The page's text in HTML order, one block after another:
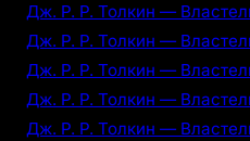
Дж. Р. Р. Толкин —
Дж. Р. Р. Толкин —
Дж. Р. Р. Толкин —
Дж. Р. Р. Толкин —
Дж. Р. Р. Толкин —